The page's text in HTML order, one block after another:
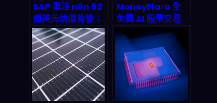
SAP 重注 n8n 52
億美元估值背後：
AI 工作流編排如何
成為 2026 年被動
收入帝國的隱形地
基
MoneyFlare 全
免費 AI 股票交易
機器人：真的能
「全自動、全托管
回報」嗎？2026
投資人要看懂的風
險與連鎖影響